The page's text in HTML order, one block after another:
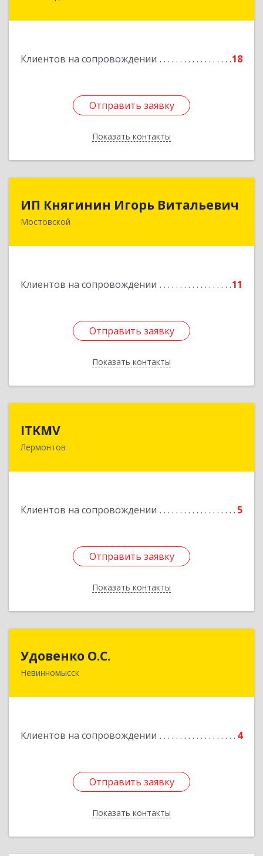
Клиентов на сопровождении 18
Отправить заявку
Показать контакты
Отправить заявку
Назад
ИП Княгинин Игорь Витальевич
Мостовской
Клиентов на сопровождении 11
Отправить заявку
Показать контакты
352570, Краснодарский край, Мостовский р-н,
Отправить заявку
Назад
ITKMV
Лермонтов
Клиентов на сопровождении 5
Отправить заявку
Показать контакты
Отправить заявку
Назад
Удовенко О.С.
Невинномысск
Клиентов на сопровождении 4
Отправить заявку
Показать контакты
357 100, г.Невинномысск, ул.Революцеонная,
Отправить заявку
Назад